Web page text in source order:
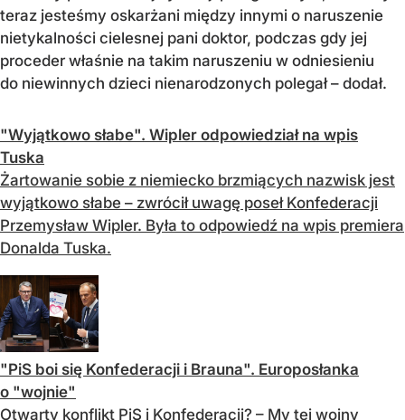
teraz jesteśmy oskarżani między innymi o naruszenie
nietykalności cielesnej pani doktor, podczas gdy jej
proceder właśnie na takim naruszeniu w odniesieniu
do niewinnych dzieci nienarodzonych polegał – dodał.
"Wyjątkowo słabe". Wipler odpowiedział na wpis
Tuska
Żartowanie sobie z niemiecko brzmiących nazwisk jest
wyjątkowo słabe – zwrócił uwagę poseł Konfederacji
Przemysław Wipler. Była to odpowiedź na wpis premiera
Donalda Tuska.
"PiS boi się Konfederacji i Brauna". Europosłanka
o "wojnie"
Otwarty konflikt PiS i Konfederacji? – My tej wojny